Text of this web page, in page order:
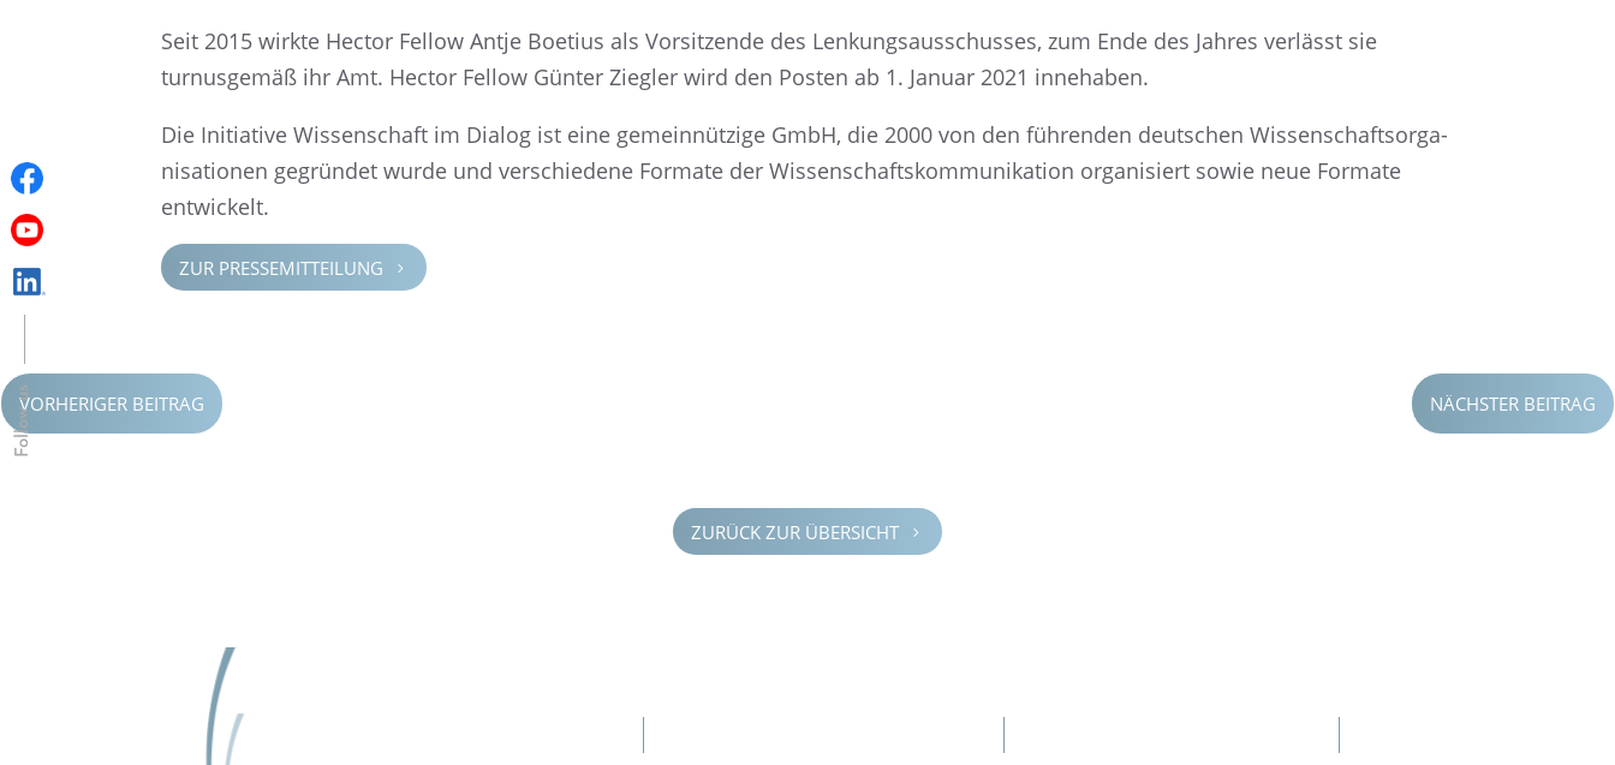
Seit 2015 wirkte Hector Fellow Antje Boetius als Vorsit­zende des Lenkungs­aus­schus­ses, zum Ende des Jahres verlässt sie
turnus­ge­mäß ihr Amt. Hector Fellow Günter Ziegler wird den Posten ab 1. Januar 2021 innehaben.
Die Initia­tive Wissen­schaft im Dialog ist eine gemein­nüt­zige GmbH, die 2000 von den führen­den deutschen Wissen­schafts­or­ga­
ni­sa­tio­nen gegrün­det wurde und verschie­dene Formate der Wissen­schafts­kom­mu­ni­ka­tion organi­siert sowie neue Formate
entwickelt.
ZUR PRESSE­MIT­TEI­LUNG 5
VORHERIGER BEITRAG NÄCHSTER BEITRAG
ZURÜCK ZUR ÜBERSICHT 5
Follow us